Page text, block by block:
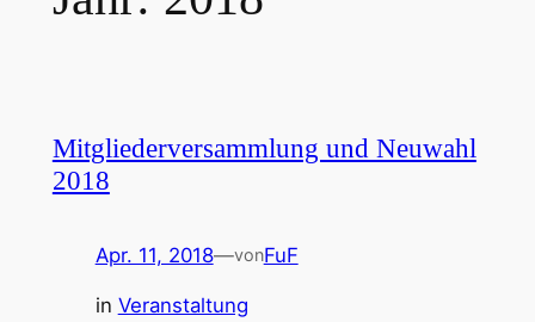
Mitgliederversammlung und Neuwahl
2018
Apr. 11, 2018—vonFuF
in Veranstaltung